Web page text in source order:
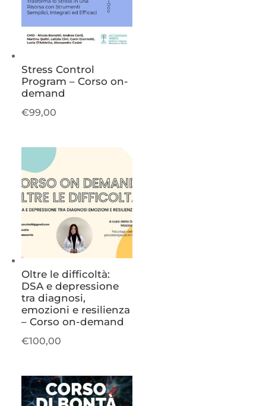
Stress Control
Program – Corso on-
demand
€99,00
Oltre le difficoltà:
DSA e depressione
tra diagnosi,
emozioni e resilienza
– Corso on-demand
€100,00